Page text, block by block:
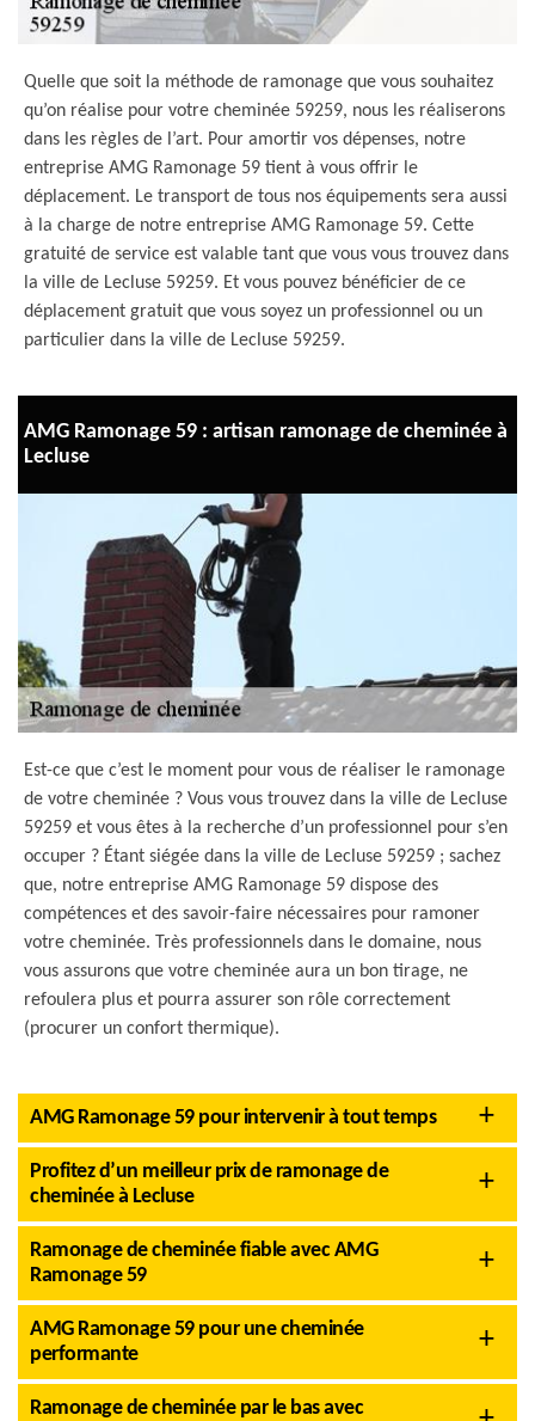
Quelle que soit la méthode de ramonage que vous souhaitez
qu’on réalise pour votre cheminée 59259, nous les réaliserons
dans les règles de l’art. Pour amortir vos dépenses, notre
entreprise AMG Ramonage 59 tient à vous offrir le
déplacement. Le transport de tous nos équipements sera aussi
à la charge de notre entreprise AMG Ramonage 59. Cette
gratuité de service est valable tant que vous vous trouvez dans
la ville de Lecluse 59259. Et vous pouvez bénéficier de ce
déplacement gratuit que vous soyez un professionnel ou un
particulier dans la ville de Lecluse 59259.
AMG Ramonage 59 : artisan ramonage de cheminée à
Lecluse
Est-ce que c’est le moment pour vous de réaliser le ramonage
de votre cheminée ? Vous vous trouvez dans la ville de Lecluse
59259 et vous êtes à la recherche d’un professionnel pour s’en
occuper ? Étant siégée dans la ville de Lecluse 59259 ; sachez
que, notre entreprise AMG Ramonage 59 dispose des
compétences et des savoir-faire nécessaires pour ramoner
votre cheminée. Très professionnels dans le domaine, nous
vous assurons que votre cheminée aura un bon tirage, ne
refoulera plus et pourra assurer son rôle correctement
(procurer un confort thermique).
AMG Ramonage 59 pour intervenir à tout temps
Profitez d’un meilleur prix de ramonage de
cheminée à Lecluse
Ramonage de cheminée fiable avec AMG
Ramonage 59
AMG Ramonage 59 pour une cheminée
performante
Ramonage de cheminée par le bas avec